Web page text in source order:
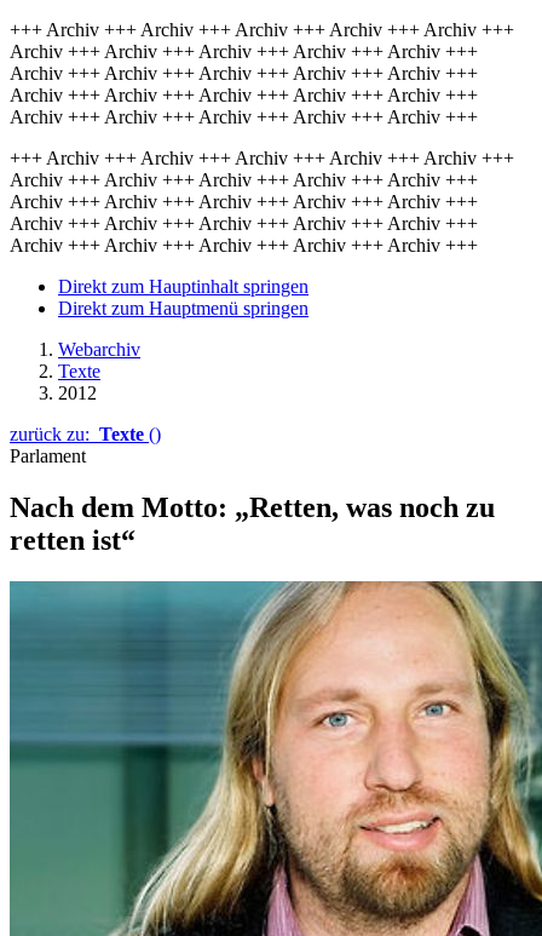
+++ Archiv +++ Archiv +++ Archiv +++ Archiv +++ Archiv +++
Archiv +++ Archiv +++ Archiv +++ Archiv +++ Archiv +++
Archiv +++ Archiv +++ Archiv +++ Archiv +++ Archiv +++
Archiv +++ Archiv +++ Archiv +++ Archiv +++ Archiv +++
Archiv +++ Archiv +++ Archiv +++ Archiv +++ Archiv +++
+++ Archiv +++ Archiv +++ Archiv +++ Archiv +++ Archiv +++
Archiv +++ Archiv +++ Archiv +++ Archiv +++ Archiv +++
Archiv +++ Archiv +++ Archiv +++ Archiv +++ Archiv +++
Archiv +++ Archiv +++ Archiv +++ Archiv +++ Archiv +++
Archiv +++ Archiv +++ Archiv +++ Archiv +++ Archiv +++
Direkt zum Hauptinhalt springen
Direkt zum Hauptmenü springen
Webarchiv
Texte
2012
zurück zu: Texte ()
Parlament
Nach dem Motto: „Retten, was noch zu
retten ist“